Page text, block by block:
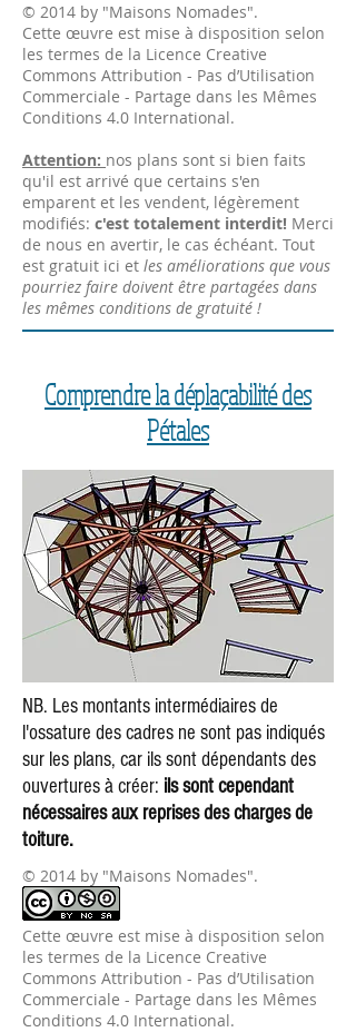
© 2014 by "Maisons Nomades".
Cette œuvre est mise à disposition selon
les termes de la Licence Creative
Commons Attribution - Pas d’Utilisation
Commerciale - Partage dans les Mêmes
Conditions 4.0 International.
Attention: nos plans sont si bien faits
qu'il est arrivé que certains s'en
emparent et les vendent, légèrement
modifiés: c'est totalement interdit! Merci
de nous en avertir, le cas échéant. Tout
est gratuit ici et les améliorations que vous
pourriez faire doivent être partagées dans
les mêmes conditions de gratuité !
Comprendre la déplaçabilité des
Pétales
NB. Les montants intermédiaires de
l'ossature des cadres ne sont pas indiqués
sur les plans, car ils sont dépendants des
ouvertures à créer: ils sont cependant
nécessaires aux reprises des charges de
toiture.
© 2014 by "Maisons Nomades".
Cette œuvre est mise à disposition selon
les termes de la Licence Creative
Commons Attribution - Pas d’Utilisation
Commerciale - Partage dans les Mêmes
Conditions 4.0 International.